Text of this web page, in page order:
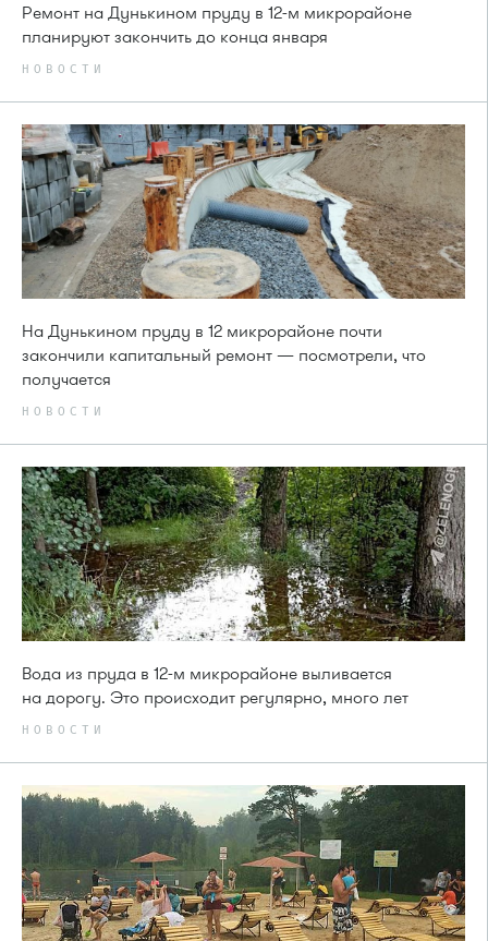
Ремонт на Дунькином пруду в 12-м микрорайоне
планируют закончить до конца января
НОВОСТИ
На Дунькином пруду в 12 микрорайоне почти
закончили капитальный ремонт — посмотрели, что
получается
НОВОСТИ
Вода из пруда в 12-м микрорайоне выливается
на дорогу. Это происходит регулярно, много лет
НОВОСТИ